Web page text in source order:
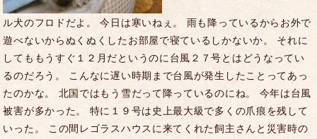
ル犬のフロドだよ。 今日は寒いねぇ。 雨も降っているからお外で
遊べないからぬくぬくしたお部屋で寝ているしかないか。 それに
してももうすぐ１２月だというのに台風２７号とはどうなってい
るのだろう。 こんなに遅い時期まで台風が発生したことってあっ
たのかな。 北国ではもう雪だって降っているのにね。 今年は台風
被害が多かった。 特に１９号は史上最大級で多くの爪痕を残して
いった。 この間レゴラスハウスに来てくれた飼主さんと災害時の